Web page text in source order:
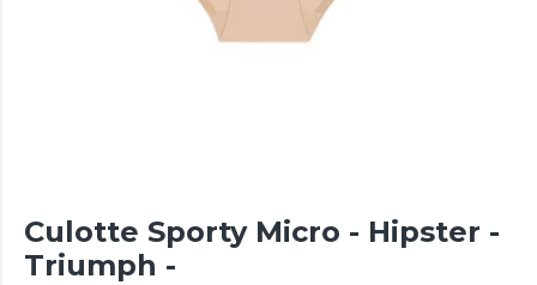
Culotte Sporty Micro - Hipster -
Triumph -